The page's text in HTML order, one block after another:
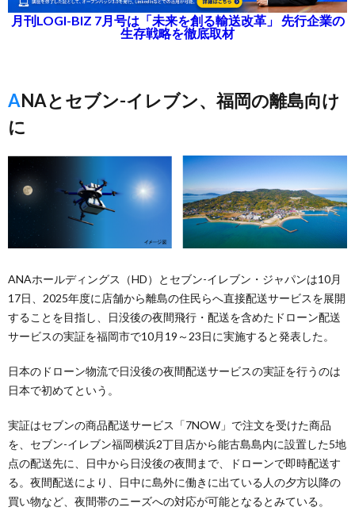
月刊LOGI-BIZ 7月号は「未来を創る輸送改革」 先行企業の
生存戦略を徹底取材
ANAとセブン-イレブン、福岡の離島向け
に
ANAホールディングス（HD）とセブン-イレブン・ジャパンは10月
17日、2025年度に店舗から離島の住民らへ直接配送サービスを展開
することを目指し、日没後の夜間飛行・配送を含めたドローン配送
サービスの実証を福岡市で10月19～23日に実施すると発表した。
日本のドローン物流で日没後の夜間配送サービスの実証を行うのは
日本で初めてという。
実証はセブンの商品配送サービス「7NOW」で注文を受けた商品
を、セブン-イレブン福岡横浜2丁目店から能古島島内に設置した5地
点の配送先に、日中から日没後の夜間まで、ドローンで即時配送す
る。夜間配送により、日中に島外に働きに出ている人の夕方以降の
買い物など、夜間帯のニーズへの対応が可能となるとみている。